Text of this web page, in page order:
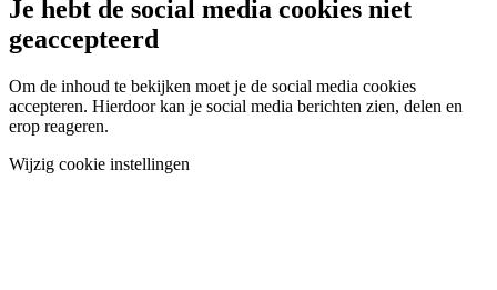
Je hebt de social media cookies niet
geaccepteerd
Om de inhoud te bekijken moet je de social media cookies
accepteren. Hierdoor kan je social media berichten zien, delen en
erop reageren.
Wijzig cookie instellingen